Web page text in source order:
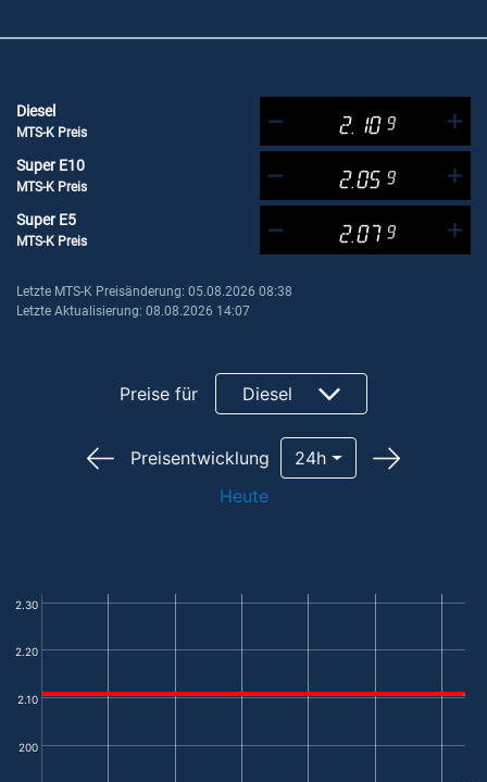
Diesel
MTS-K Preis 2.10 9
Super E10
MTS-K Preis 2.05 9
Super E5
MTS-K Preis 2.07 9
Letzte MTS-K Preisänderung: 05.08.2026 08:38
Letzte Aktualisierung: 08.08.2026 14:07
Preise für Diesel
Preisentwicklung
24h
Heute
200
2.10
2.20
2.30